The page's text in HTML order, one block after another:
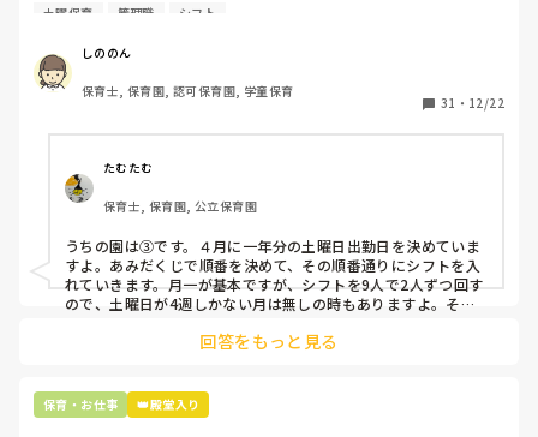
曜保育だけは入れる方が少なく、いつも苦労しています。
て入職しているはずですが、いざ勤務が始まると一日も土曜
出勤が出来ない方ばかりです。
①土曜日の希望休は2日まで、と制限をかける
②毎月、必ず土曜保育に入ることのできる日を1日だけピッ
クアップしてもらう
③仮シフトが出た時、土曜出勤が難しければ自身で代わりの
人を交渉して見つけてもらう
上記のいずれかの対策を取り入れることを考えています。
土曜保育 管理職 シフト
しののん
保育士, 保育園, 認可保育園, 学童保育
31 ・ 12/22
たむたむ
保育士, 保育園, 公立保育園
うちの園は③です。４月に一年分の土曜日出勤日を決めていま
すよ。あみだくじで順番を決めて、その順番通りにシフトを入
れていきます。月一が基本ですが、シフトを9人で2人ずつ回す
ので、土曜日が4週しかない月は無しの時もありますよ。その
て貰い、主任に報告してます。
回答をもっと見る
保育・お仕事 👑殿堂入り